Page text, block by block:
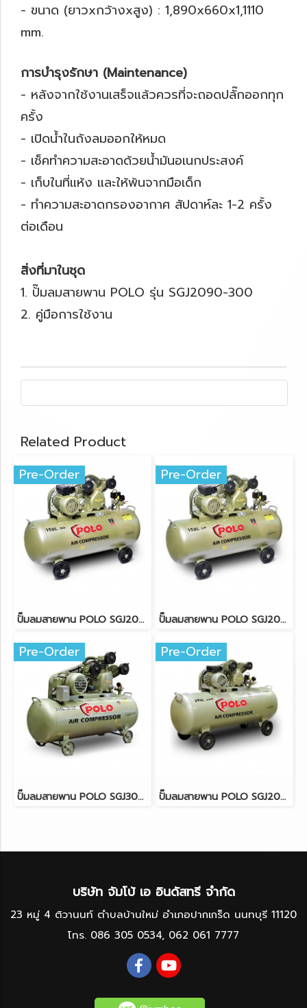
- ขนาด (ยาวxกว้างxสูง) : 1,890x660x1,1110
mm.
การบำรุงรักษา (Maintenance)
- หลังจากใช้งานเสร็จแล้วควรที่จะถอดปลั๊กออกทุก
ครั้ง
- เปิดน้ำในถังลมออกให้หมด
- เช็คทำความสะอาดด้วยน้ำมันอเนกประสงค์
- เก็บในที่แห้ง และให้พ้นจากมือเด็ก
- ทำความสะอาดกรองอากาศ สัปดาห์ละ 1-2 ครั้ง
ต่อเดือน
สิ่งที่มาในชุด
1. ปั๊มลมสายพาน POLO รุ่น SGJ2090-300
2. คู่มือการใช้งาน
Related Product
Pre-Order
ปั๊มลมสายพาน POLO SGJ2051A-150 ขนาด 150 ลิตร (2HP)
Pre-Order
ปั๊มลมสายพาน POLO SGJ2070-150 ขนาด 150 ลิตร (3HP)
Pre-Order
ปั๊มลมสายพาน POLO SGJ3090-315 ขนาด 315 ลิตร (10HP)
Pre-Order
ปั๊มลมสายพาน POLO SGJ2070-250 ขนาด 250 ลิตร (3HP)
บริษัท จัมโบ้ เอ อินดัสทรี จำกัด
23 หมู่ 4 ติวานนท์ ตำบลบ้านใหม่ อำเภอปากเกร็ด นนทบุรี 11120
โทร. 086 305 0534, 062 061 7777